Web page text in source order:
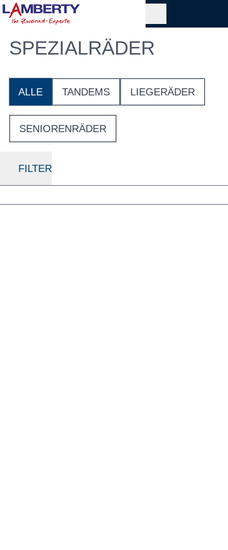
SPEZIALRÄDER
ALLE TANDEMS LIEGERÄDER
SENIORENRÄDER
FILTER